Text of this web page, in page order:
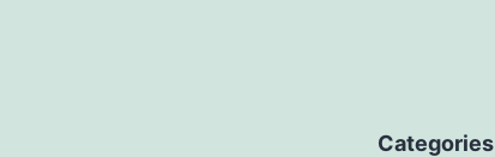
Categories